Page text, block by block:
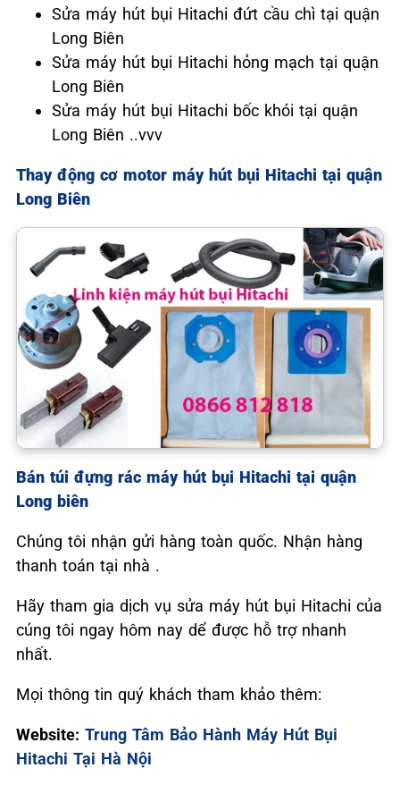
Sửa máy hút bụi Hitachi đứt cầu chì tại quận
Long Biên
Sửa máy hút bụi Hitachi hỏng mạch tại quận
Long Biên
Sửa máy hút bụi Hitachi bốc khói tại quận
Long Biên ..vvv
Thay động cơ motor máy hút bụi Hitachi tại quận
Long Biên
Bán túi đựng rác máy hút bụi Hitachi tại quận
Long biên
Chúng tôi nhận gửi hàng toàn quốc. Nhận hàng
thanh toán tại nhà .
Hãy tham gia dịch vụ sửa máy hút bụi Hitachi của
cúng tôi ngay hôm nay dể được hỗ trợ nhanh
nhất.
Mọi thông tin quý khách tham khảo thêm:
Website: Trung Tâm Bảo Hành Máy Hút Bụi
Hitachi Tại Hà Nội